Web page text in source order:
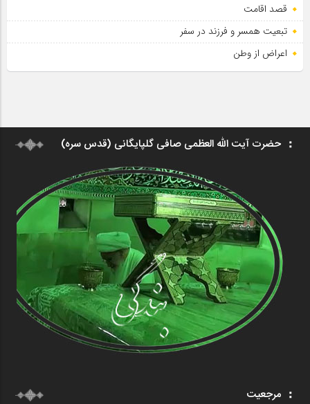
قصد اقامت
تبعیت همسر و فرزند در سفر
اعراض از وطن
حضرت آیت الله العظمی صافی گلپایگانی (قدس سره)
مرجعیت